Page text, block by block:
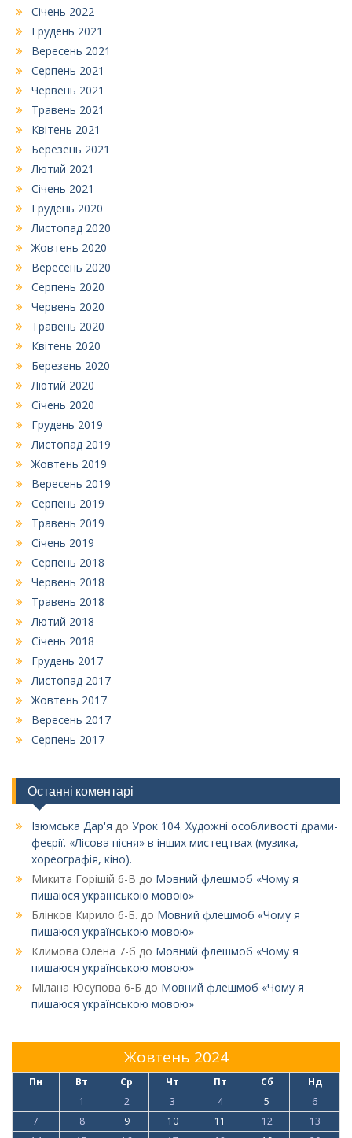
Січень 2022
Грудень 2021
Вересень 2021
Серпень 2021
Червень 2021
Травень 2021
Квітень 2021
Березень 2021
Лютий 2021
Січень 2021
Грудень 2020
Листопад 2020
Жовтень 2020
Вересень 2020
Серпень 2020
Червень 2020
Травень 2020
Квітень 2020
Березень 2020
Лютий 2020
Січень 2020
Грудень 2019
Листопад 2019
Жовтень 2019
Вересень 2019
Серпень 2019
Травень 2019
Січень 2019
Серпень 2018
Червень 2018
Травень 2018
Лютий 2018
Січень 2018
Грудень 2017
Листопад 2017
Жовтень 2017
Вересень 2017
Серпень 2017
Останні коментарі
Ізюмська Дар'я до Урок 104. Художні особливості драми-
феєрії. «Лісова пісня» в інших мистецтвах (музика,
хореографія, кіно).
Микита Горішій 6-В до Мовний флешмоб «Чому я
пишаюся українською мовою»
Блінков Кирило 6-Б. до Мовний флешмоб «Чому я
пишаюся українською мовою»
Климова Олена 7-б до Мовний флешмоб «Чому я
пишаюся українською мовою»
Мілана Юсупова 6-Б до Мовний флешмоб «Чому я
пишаюся українською мовою»
Жовтень 2024
Пн Вт Ср Чт Пт Сб
Нд
1
2 3 4 5
6
7
8 9 10 11 12
13